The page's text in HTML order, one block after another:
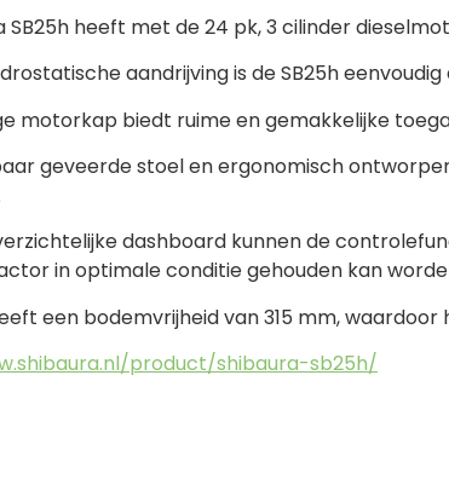
SB25h heeft met de 24 pk, 3 cilinder
aandrijving is de SB25h
motorkap biedt ruime en gemakkelijke
geveerde stoel en ergonomisch
dashboard kunnen de
in optimale conditie gehouden kan
een bodemvrijheid van 315 mm,
product/shibaura-sb25h/